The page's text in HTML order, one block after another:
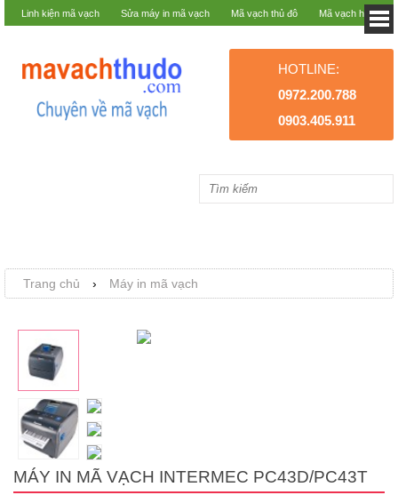
Linh kiện mã vạch Sửa máy in mã vạch Mã vạch thủ đô Mã vạch hà nội
HOTLINE:
0972.200.788
0903.405.911
Trang chủ › Máy in mã vạch
MÁY IN MÃ VẠCH INTERMEC PC43D/PC43T